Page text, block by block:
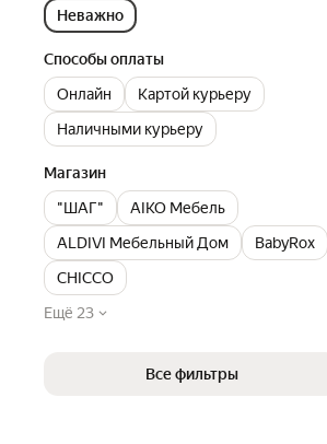
Неважно
Способы оплаты
Онлайн
Картой курьеру
Наличными курьеру
Магазин
"ШАГ"
AIKO Мебель
ALDIVI Мебельный Дом
BabyRox
CHICCO
Ещё 23
Все фильтры